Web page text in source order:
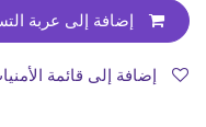
إضافة إلى عربة